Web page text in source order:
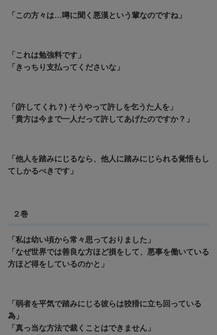
「この方々は…噂に聞く悪漢という輩なのですね」
「これは勉強料です」
「きっちり支払ってくださいな」
「(許してくれ？) そうやって許しを乞うた人を」
「貴方は今まで一人だって許してあげたのですか？」
「他人を踏みにじるなら、他人に踏みにじられる覚悟もし
てしかるべきです」
２巻
「私は幼い頃から常々思っておりました」
「なぜ世界では善良な方ほど損をして、悪事を働いている
方ほど得をしているのかと」
「弱者を平気で踏みにじる彼らは狡猾に立ち回っている
為」
「真っ当な方法で裁くことはできません」